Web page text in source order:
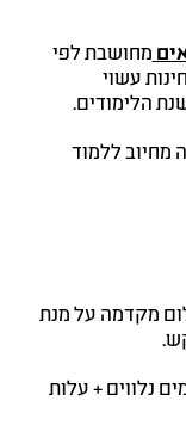
מחושבת לפי
הבחינות עשוי
הלימודים.
ומעלה מחיוב ללמוד
מקדמה על מנת
תשלומים נלווים + עלות